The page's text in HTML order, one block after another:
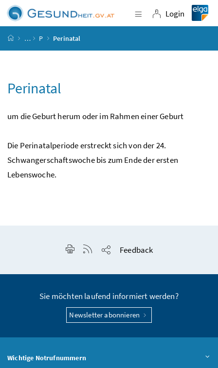
Zum Inhalt
Zum Hauptmenü
Zum Untermenü
Zur Suche
Navigation
Login
Login
Startseite
… P Perinatal
Perinatal
um die Geburt herum oder im Rahmen einer Geburt
Die Perinatalperiode erstreckt sich von der 24.
Schwangerschaftswoche bis zum Ende der ersten
Lebenswoche.
Seite drucken
RSS-Feed anzeigen
Feedback
Sie möchten laufend informiert werden?
Newsletter abonnieren
Wichtige Notrufnummern